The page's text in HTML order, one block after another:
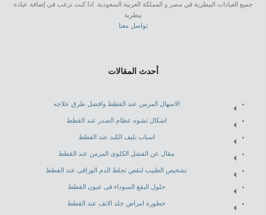
جميع العيادات البيطرية في مصر و المملكة العربية السعودية. اذا كنت ترغب في إضافة عيادة
بيطرية
تواصل معنا
أحدث المقالات
الاسهال المزمن عند القطط وافضل طرق علاجه
اشكال تشوه عظام الصدر عند القطط
اسباب تليف الكبد عند القطط
مقال عن الفشل الكلوى المزمن عند القطط
تشخيص الطبيب لنقص تجلط الدم الوراقى عند القطط
حلول البقع السوداء فى عيون القطط
خطورة امراض جلد الانف عند القطط